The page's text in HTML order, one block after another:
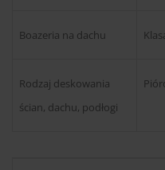
Boazeria na dachu
Rodzaj deskowania
ścian, dachu, podłogi